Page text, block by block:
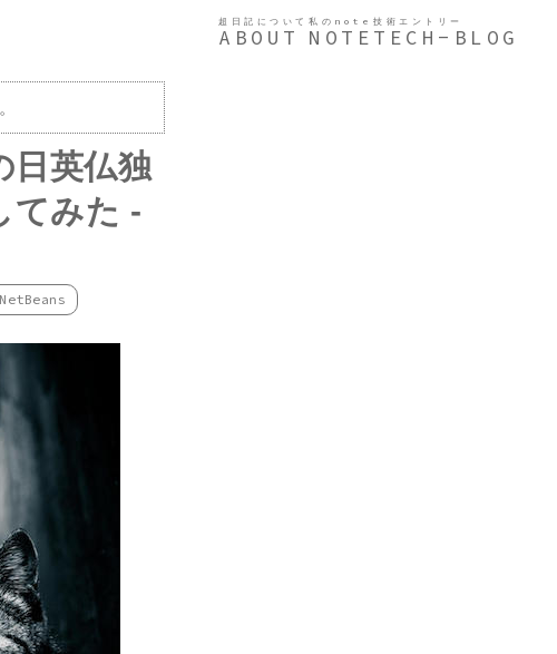
超日記について
ABOUT
私のnote
NOTE
技術エントリー
TECH-BLOG
日英仏独
てみた -
NetBeans